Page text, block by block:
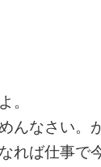
。
んなさい。
れば仕事で